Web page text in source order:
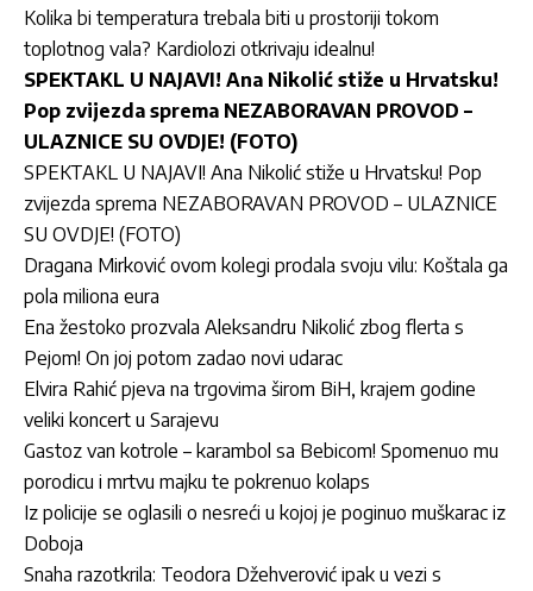
Kolika bi temperatura trebala biti u prostoriji tokom
toplotnog vala? Kardiolozi otkrivaju idealnu!
SPEKTAKL U NAJAVI! Ana Nikolić stiže u Hrvatsku!
Pop zvijezda sprema NEZABORAVAN PROVOD –
ULAZNICE SU OVDJE! (FOTO)
SPEKTAKL U NAJAVI! Ana Nikolić stiže u Hrvatsku! Pop
zvijezda sprema NEZABORAVAN PROVOD – ULAZNICE
SU OVDJE! (FOTO)
Dragana Mirković ovom kolegi prodala svoju vilu: Koštala ga
pola miliona eura
Ena žestoko prozvala Aleksandru Nikolić zbog flerta s
Pejom! On joj potom zadao novi udarac
Elvira Rahić pjeva na trgovima širom BiH, krajem godine
veliki koncert u Sarajevu
Gastoz van kotrole – karambol sa Bebicom! Spomenuo mu
porodicu i mrtvu majku te pokrenuo kolaps
Iz policije se oglasili o nesreći u kojoj je poginuo muškarac iz
Doboja
Snaha razotkrila: Teodora Džehverović ipak u vezi s